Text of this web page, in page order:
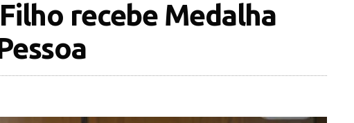
recebe Medalha